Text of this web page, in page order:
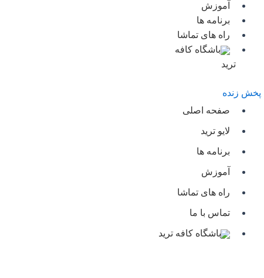
آموزش
برنامه ها
راه های تماشا
باشگاه کافه
ترید
پخش زنده
صفحه اصلی
لایو ترید
برنامه ها
آموزش
راه های تماشا
تماس با ما
باشگاه کافه ترید